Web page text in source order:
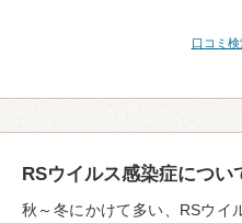
口コミ
RSウイルス感染症につい
秋～冬にかけて多い、RSウイ